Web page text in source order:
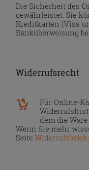
Die Sicherheit des
gewährleistet. Sie
Kreditkarten (Visa
Banküberweisung
Widerrufsrecht
Für Online-
Widerrufsfrist
dem die
Wenn Sie mehr
Seite